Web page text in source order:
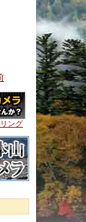
ング